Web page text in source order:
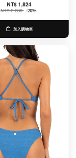
NT$ 1,824
NT$ 2,280 -20%
加入購物車